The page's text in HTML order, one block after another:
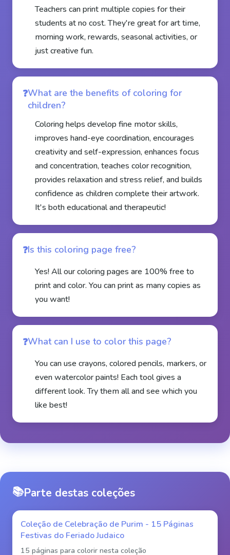
Teachers can print multiple copies for their
students at no cost. They're great for art time,
morning work, rewards, seasonal activities, or
just creative fun.
What are the benefits of coloring for
children?
Coloring helps develop fine motor skills,
improves hand-eye coordination, encourages
creativity and self-expression, enhances focus
and concentration, teaches color recognition,
provides relaxation and stress relief, and builds
confidence as children complete their artwork.
It's both educational and therapeutic!
Is this coloring page free?
Yes! All our coloring pages are 100% free to
print and color. You can print as many copies as
you want!
What can I use to color this page?
You can use crayons, colored pencils, markers, or
even watercolor paints! Each tool gives a
different look. Try them all and see which you
like best!
📚Parte destas coleções
Coleção de Celebração de Purim - 15 Páginas
Festivas do Feriado Judaico
15 páginas para colorir nesta coleção